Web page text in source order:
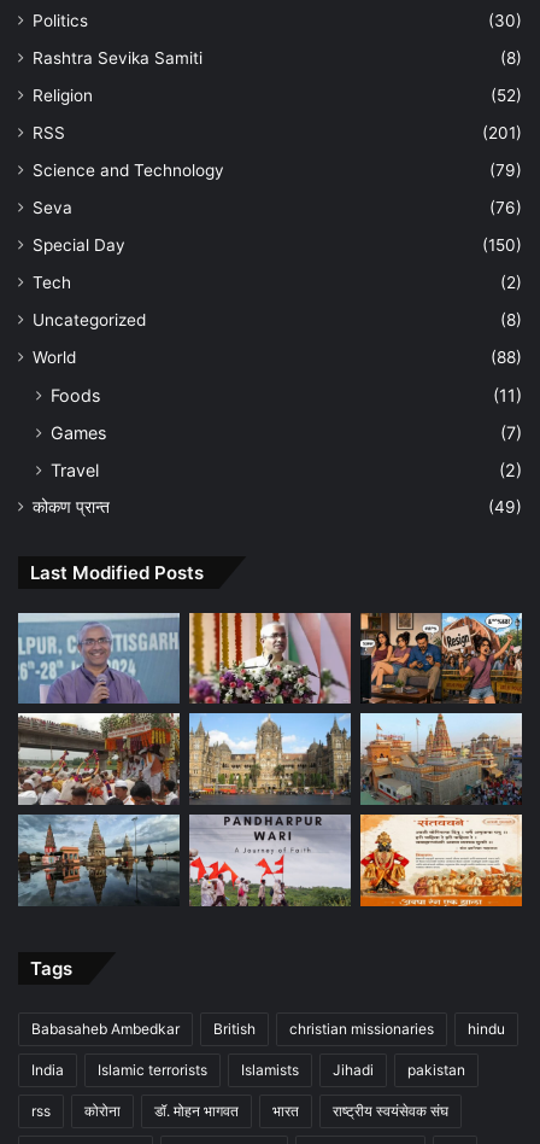
Politics
(30)
Rashtra Sevika Samiti
(8)
Religion
(52)
RSS
(201)
Science and Technology
(79)
Seva
(76)
Special Day
(150)
Tech
(2)
Uncategorized
(8)
World
(88)
Foods
(11)
Games
(7)
Travel
(2)
कोकण प्रान्त (49)
Last Modified Posts
Tags
Babasaheb Ambedkar British christian missionaries hindu
India Islamic terrorists Islamists Jihadi pakistan
rss कोरोना डॉ. मोहन भागवत भारत राष्ट्रीय स्वयंसेवक संघ